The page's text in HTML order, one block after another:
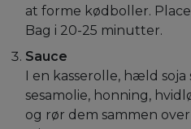
at forme kødboller.
Bag i 20-25 minutter.
Sauce
I en kasserolle, hæld soja
sesamolie, honning,
og rør dem sammen